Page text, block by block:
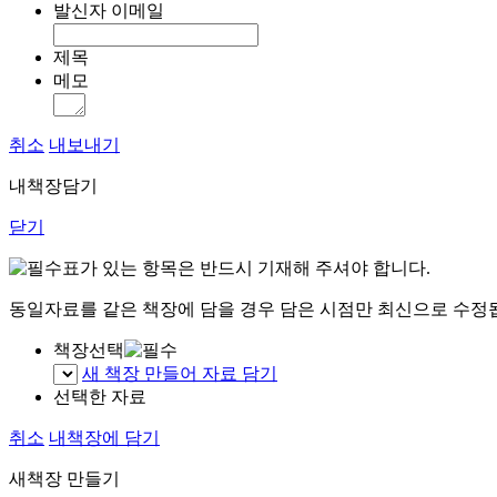
발신자 이메일
제목
메모
취소 내보내기
내책장담기
닫기
표가 있는 항목은 반드시 기재해 주셔야 합니다.
동일자료를 같은 책장에 담을 경우 담은 시점만 최신으로 수정
책장선택
새 책장 만들어 자료 담기
선택한 자료
취소 내책장에 담기
새책장 만들기